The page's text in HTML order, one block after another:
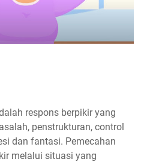
respons berpikir yang
penstrukturan, control
dan fantasi. Pemecahan
melalui situasi yang